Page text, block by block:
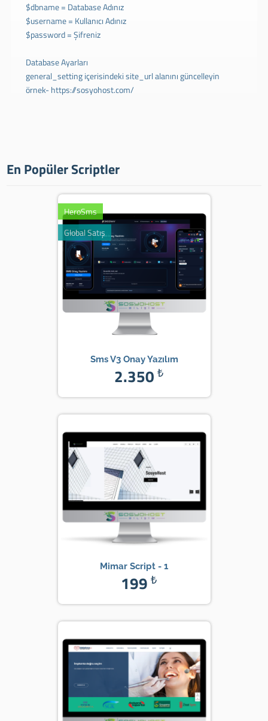
$dbname = Database Adınız
$username = Kullanıcı Adınız
$password = Şifreniz
Database Ayarları
general_setting içerisindeki site_url alanını güncelleyin
örnek- https://sosyohost.com/
En Popüler Scriptler
HeroSms
Global Satış
Sms V3 Onay Yazılım
₺
2.350
Mimar Script - 1
₺
199